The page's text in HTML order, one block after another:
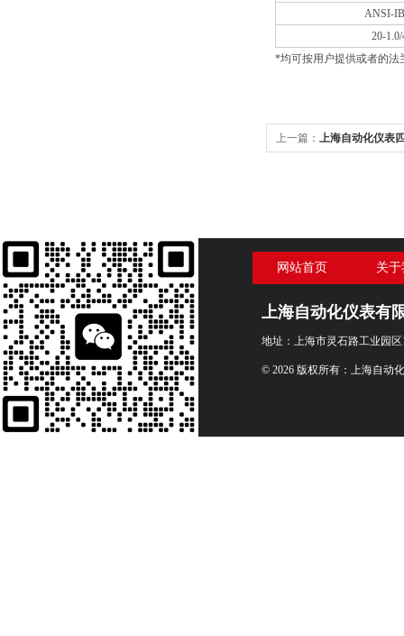
ANSI-
20-
*均可按用户提供或者的法
上一篇： 上海自动化仪表
网站首页 关
上海自动化仪表有
地址：上海市灵石路工业园区
© 2026 版权所有：上海自动